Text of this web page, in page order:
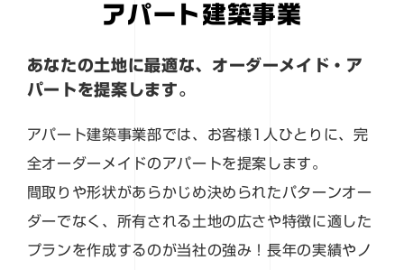
アパート建築事業
あなたの土地に最適な、オーダーメイド・ア
パートを提案します。
アパート建築事業部では、お客様1人ひとりに、完
全オーダーメイドのアパートを提案します。
間取りや形状があらかじめ決められたパターンオー
ダーでなく、所有される土地の広さや特徴に適した
プランを作成するのが当社の強み！長年の実績やノ